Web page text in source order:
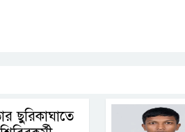
ছুরিকাঘাতে